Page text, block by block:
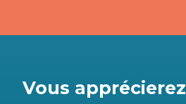
Vous apprécierez